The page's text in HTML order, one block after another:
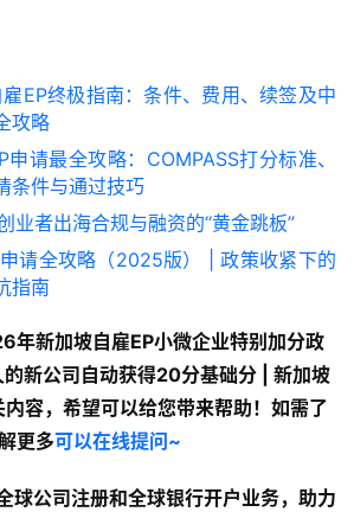
EP终极指南：条件、费用、续签及中
攻略
请最全攻略：COMPASS打分标准、
条件与通过技巧
业者出海合规与融资的“黄金跳板”
请全攻略（2025版） | 政策收紧下的
指南
年新加坡自雇EP小微企业特别加分政
新公司自动获得20分基础分 | 新加坡
内容，希望可以给您带来帮助！如需了
更多可以在线提问~
球公司注册和全球银行开户业务，助力